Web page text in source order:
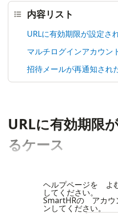
内容リスト
URLに有効期限が設定さ
マルチログインアカウン
招待メールが再通知され
URLに有効期限
るケース
ヘルプページを よ
してください。
SmartHRの アカ
ンしてください。